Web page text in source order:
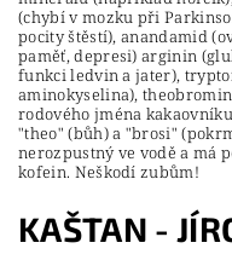
(chybí v mozku při
pocity štěstí), anandamid
paměť, depresi) arginin
funkci ledvin a jater),
aminokyselina),
rodového jména
"theo" (bůh) a "brosi"
nerozpustný ve vodě a má
kofein. Neškodí zubům!
KAŠTAN -